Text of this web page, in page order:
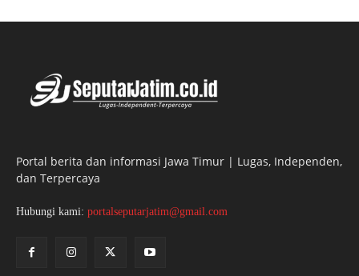
Portal berita dan informasi Jawa Timur | Lugas, Independen,
dan Terpercaya
Hubungi kami: portalseputarjatim@gmail.com